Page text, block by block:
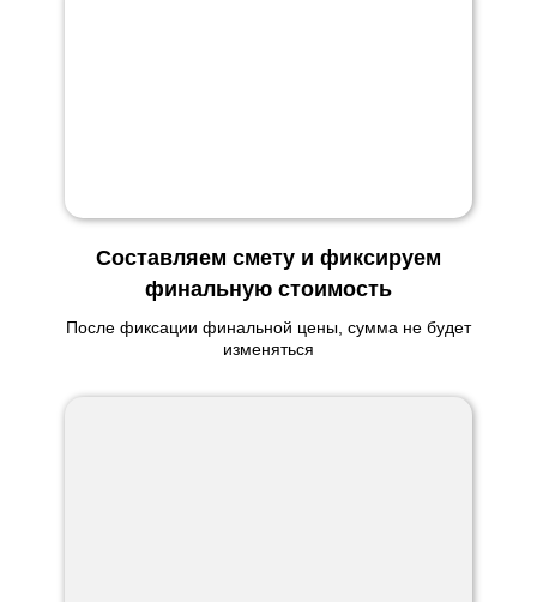
Составляем смету и фиксируем
финальную стоимость
После фиксации финальной цены, сумма не будет
изменяться